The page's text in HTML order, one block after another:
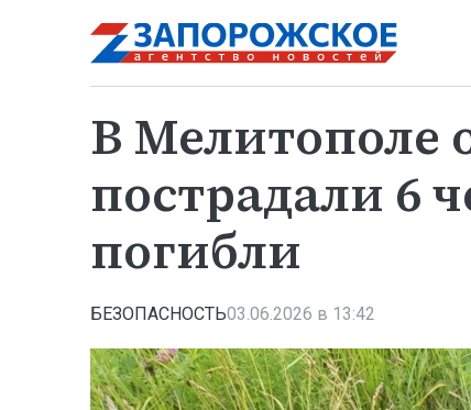
В Мелитополе
пострадали 6
погибли
БЕЗОПАСНОСТЬ03.06.2026 в 13:42